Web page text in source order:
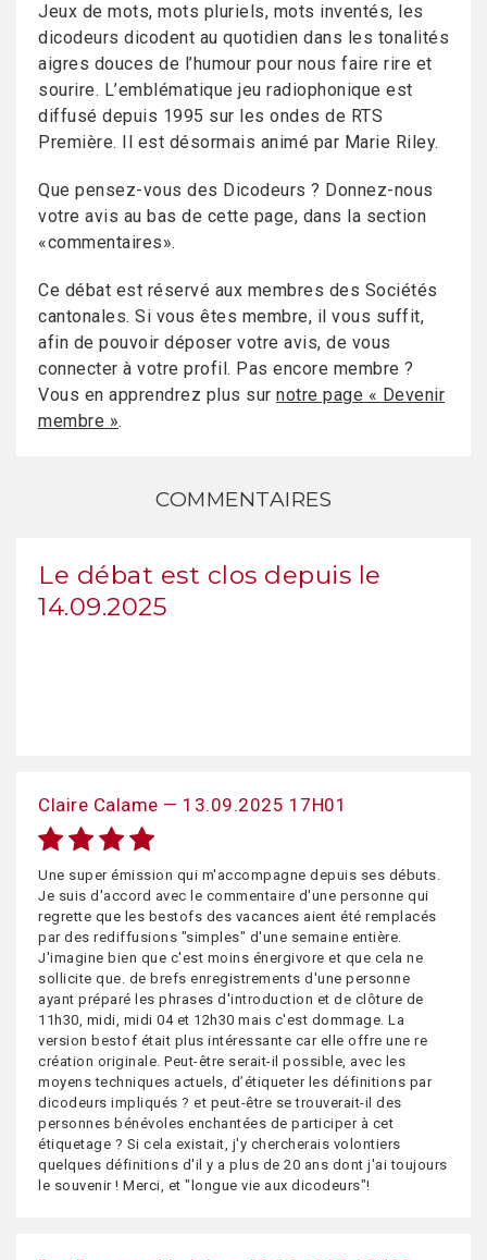
Jeux de mots, mots pluriels, mots inventés, les
dicodeurs dicodent au quotidien dans les tonalités
aigres douces de l’humour pour nous faire rire et
sourire. L’emblématique jeu radiophonique est
diffusé depuis 1995 sur les ondes de RTS
Première. Il est désormais animé par Marie Riley.
Que pensez-vous des Dicodeurs ? Donnez-nous
votre avis au bas de cette page, dans la section
«commentaires».
Ce débat est réservé aux membres des Sociétés
cantonales. Si vous êtes membre, il vous suffit,
afin de pouvoir déposer votre avis, de vous
connecter à votre profil. Pas encore membre ?
Vous en apprendrez plus sur notre page « Devenir
membre ».
COMMENTAIRES
Le débat est clos depuis le
14.09.2025
Claire Calame — 13.09.2025 17H01
Une super émission qui m'accompagne depuis ses débuts.
Je suis d'accord avec le commentaire d'une personne qui
regrette que les bestofs des vacances aient été remplacés
par des rediffusions "simples" d'une semaine entière.
J'imagine bien que c'est moins énergivore et que cela ne
sollicite que. de brefs enregistrements d'une personne
ayant préparé les phrases d'introduction et de clôture de
11h30, midi, midi 04 et 12h30 mais c'est dommage. La
version bestof était plus intéressante car elle offre une re
création originale. Peut-être serait-il possible, avec les
moyens techniques actuels, d’étiqueter les définitions par
dicodeurs impliqués ? et peut-être se trouverait-il des
personnes bénévoles enchantées de participer à cet
étiquetage ? Si cela existait, j'y chercherais volontiers
quelques définitions d'il y a plus de 20 ans dont j'ai toujours
le souvenir ! Merci, et "longue vie aux dicodeurs"!